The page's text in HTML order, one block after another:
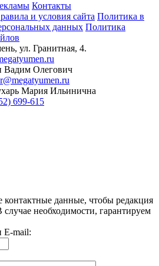
Контакты
и условия сайта Политика в
данных Политика
ул. Гранитная, 4.
Вадим Олегович
Мария Ильинична
699-615
контактные данные, чтобы редакция
случае необходимости, гарантируем
E-mail: